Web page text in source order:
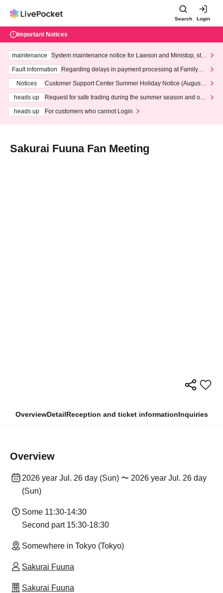
Search Login
Important Notices
maintenance
System maintenance notice for Lawson and Ministop, star
ting at 3:00 AM on Wednesday (Wed)
Fault information
Regarding delays in payment processing at FamilyMa
Notices
Customer Support Center Summer Holiday Notice (August 1
heads up
Request for safe trading during the summer season and our
heads up
For customers who cannot Login
Sakurai Fuuna Fan Meeting
OverviewDetailReception and ticket informationInquiries
Overview
2026 year Jul. 26 day (Sun) 〜 2026 year Jul. 26 day
(Sun)
Some 11:30-14:30
Second part 15:30-18:30
Somewhere in Tokyo (Tokyo)
Sakurai Fuuna
Sakurai Fuuna